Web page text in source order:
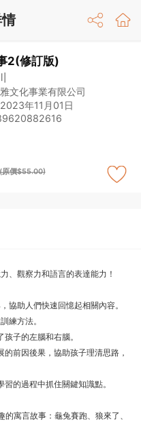
2(修訂版)
文化事業有限公司
2023年11月01日
原價$55.00)
、觀察力和語言的表達能力！
協助人們快速回憶起相關內容。
練方法。
子的左腦和右腦。
前因後果，協助孩子理清思路，
的過程中抓住關鍵知識點。
的寓言故事：龜兔賽跑、狼來了、